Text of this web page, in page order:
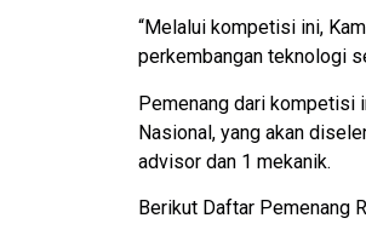
“Melalui kompetisi ini,
perkembangan teknologi
Pemenang dari kompetisi
Nasional, yang akan
advisor dan 1 mekanik.
Berikut Daftar Pemenang